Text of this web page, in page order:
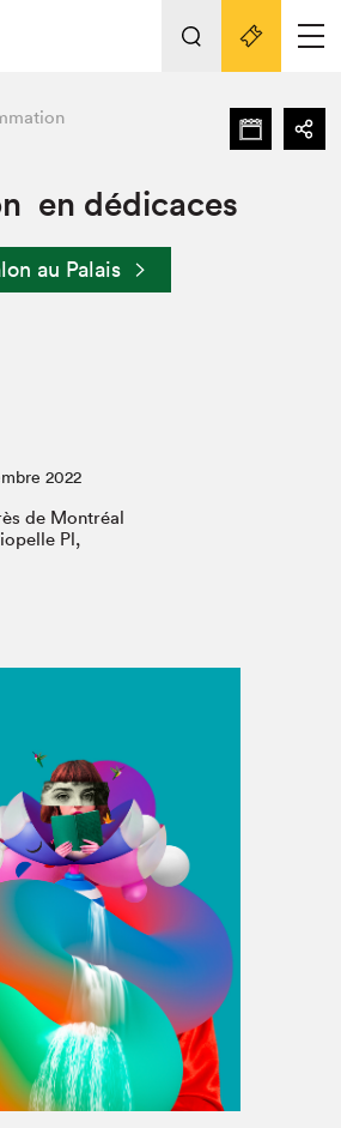
au Salon
Nos activités
et en ligne
en dédicaces
au Palais
2022
de Montréal
Pl,